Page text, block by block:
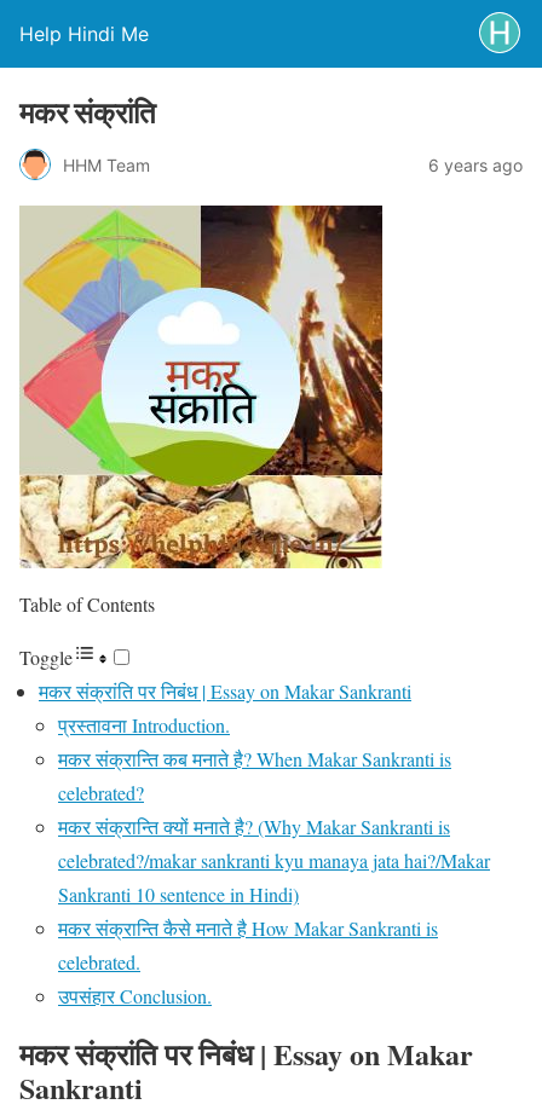
Help Hindi Me
मकर संक्रांति
HHM Team 6 years ago
Table of Contents
Toggle
मकर संक्रांति पर निबंध | Essay on Makar Sankranti
प्रस्तावना Introduction.
मकर संक्रान्ति कब मनाते है? When Makar Sankranti is
celebrated?
मकर संक्रान्ति क्यों मनाते है? (Why Makar Sankranti is
celebrated?/makar sankranti kyu manaya jata hai?/Makar
Sankranti 10 sentence in Hindi)
मकर संक्रान्ति कैसे मनाते है How Makar Sankranti is
celebrated.
उपसंहार Conclusion.
मकर संक्रांति पर निबंध | Essay on Makar
Sankranti